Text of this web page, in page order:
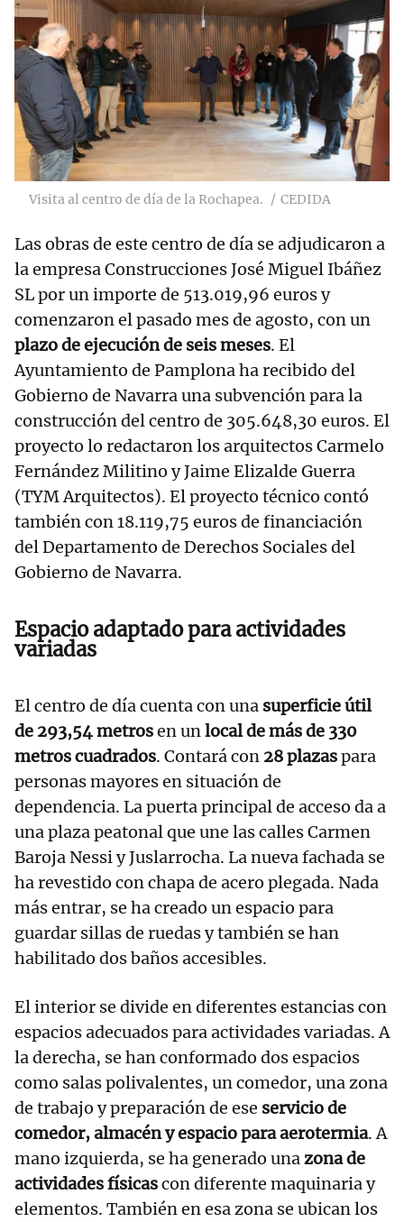
Visita al centro de día de la Rochapea. CEDIDA
Las obras de este centro de día se adjudicaron a
la empresa Construcciones José Miguel Ibáñez
SL por un importe de 513.019,96 euros y
comenzaron el pasado mes de agosto, con un
plazo de ejecución de seis meses. El
Ayuntamiento de Pamplona ha recibido del
Gobierno de Navarra una subvención para la
construcción del centro de 305.648,30 euros. El
proyecto lo redactaron los arquitectos Carmelo
Fernández Militino y Jaime Elizalde Guerra
(TYM Arquitectos). El proyecto técnico contó
también con 18.119,75 euros de financiación
del Departamento de Derechos Sociales del
Gobierno de Navarra.
Espacio adaptado para actividades
variadas
El centro de día cuenta con una superficie útil
de 293,54 metrosen unlocal de más de 330
metros cuadrados. Contará con 28 plazaspara
personas mayores en situación de
dependencia. La puerta principal de acceso da a
una plaza peatonal que une las calles Carmen
Baroja Nessi y Juslarrocha. La nueva fachada se
ha revestido con chapa de acero plegada. Nada
más entrar, se ha creado un espacio para
guardar sillas de ruedas y también se han
habilitado dos baños accesibles.
El interior se divide en diferentes estancias con
espacios adecuados para actividades variadas. A
la derecha, se han conformado dos espacios
como salas polivalentes, un comedor, una zona
de trabajo y preparación de ese servicio de
comedor, almacén y espacio para aerotermia. A
mano izquierda, se ha generado unazona de
actividades físicascon diferente maquinaria y
elementos. También en esa zona se ubican los